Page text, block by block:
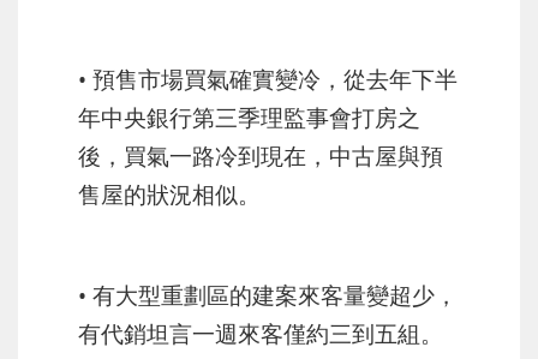
• 預售市場買氣確實變冷，從去年下半
年中央銀行第三季理監事會打房之
後，買氣一路冷到現在，中古屋與預
售屋的狀況相似。
• 有大型重劃區的建案來客量變超少，
有代銷坦言一週來客僅約三到五組。